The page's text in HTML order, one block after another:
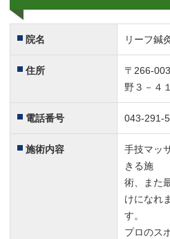
院名 リーフ鍼
住所
〒266-
野３－４
電話番号 043-291-
施術内容
手技マッ
きる施
術、また
けになれま
す。
プロのス